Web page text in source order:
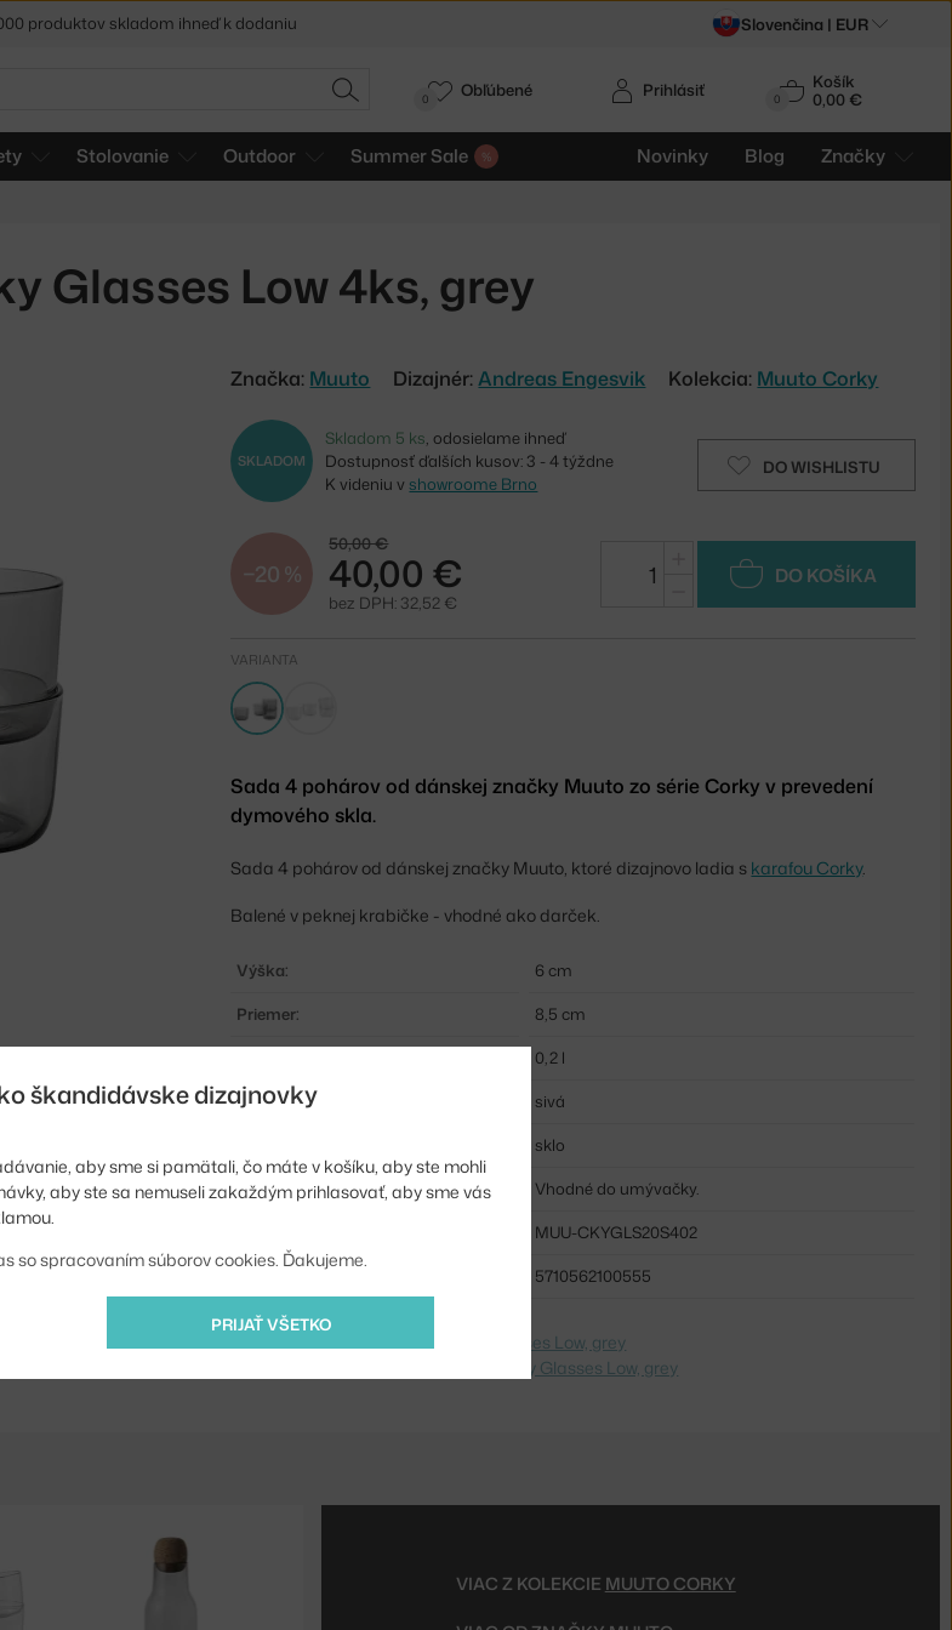
HĽADAŤ 0
Košík
0,00 €
Stolovanie Outdoor Summer Sale Novinky Blog Značky
Prihlásiť
0 Obľúbené
Glasses Low 4ks, grey
Značka: Muuto Dizajnér:Andreas Engesvik Kolekcia: Muuto Corky
DO WISHLISTU
SKLADOM
Skladom 5 ks, odosielame ihneď
Dostupnosť ďalších kusov: 3 - 4 týždne
K videniu vshowroome Brno
−20 %
50,00 €
40,00 €
bez DPH: 32,52 €
DO KOŠÍKA
VARIANTA
Sada 4 pohárov od dánskej značky Muuto zo série Corky v prevedení
dymového skla.
Sada 4 pohárov od dánskej značky Muuto, ktoré dizajnovo ladia s karafou Corky.
Balené v peknej krabičke - vhodné ako darček.
Výška:
6 cm
Priemer:
8,5 cm
0,2 l
Farba:
sivá
sklo
Info k produktu:
Vhodné do umývačky.
MUU-CKYGLS20S402
5710562100555
Corky Glasses Low, grey
Corky Glasses Low, grey
VIAC Z KOLEKCIE MUUTO CORKY
produktov skladom ihneď k dodaniu
Slovenčina | EUR
škandidávske dizajnovky
aby sme si pamätali, čo máte v košíku, aby ste mohli
aby ste sa nemuseli zakaždým prihlasovať, aby sme vás
so spracovaním súborov cookies. Ďakujeme.
PRIJAŤ VŠETKO